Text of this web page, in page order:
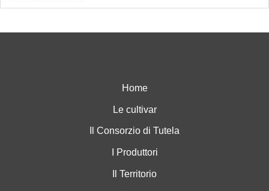
Home
Le cultivar
Il Consorzio di Tutela
I Produttori
Il Territorio